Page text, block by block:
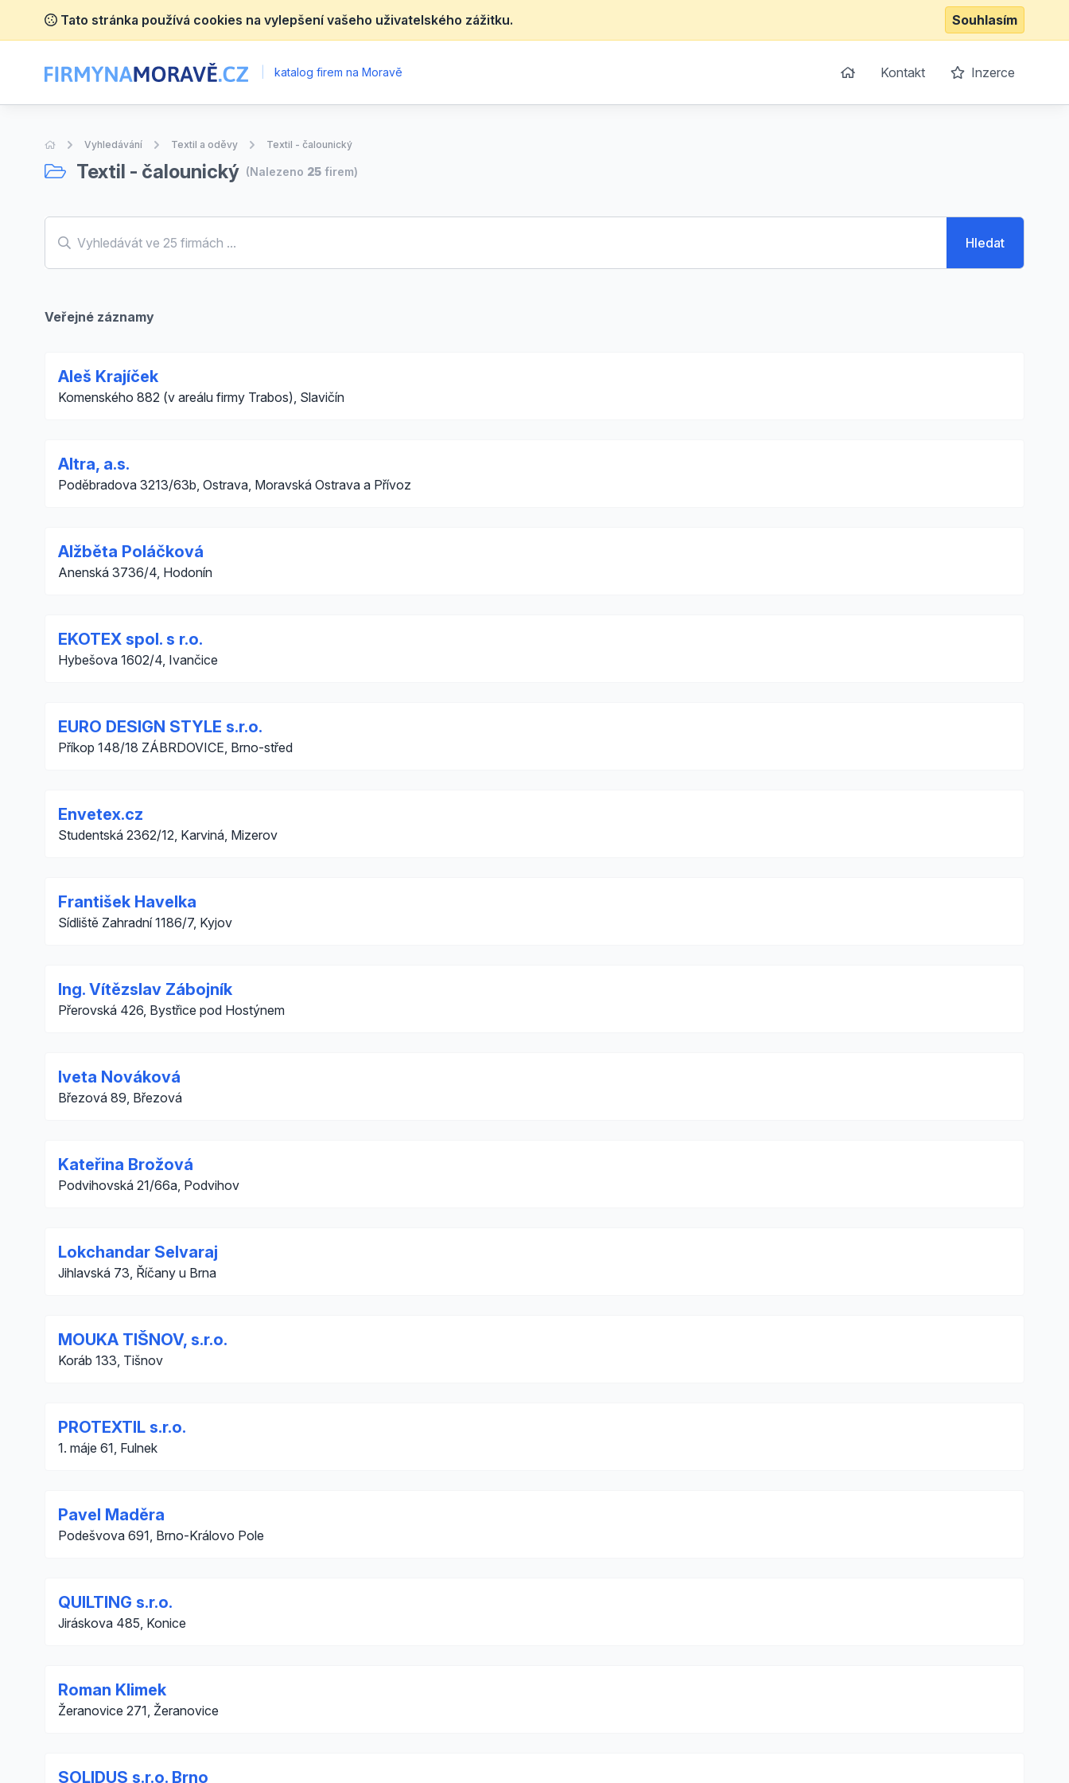
Tato stránka používá cookies na vylepšení vašeho uživatelského zážitku. Souhlasím
katalog firem na Moravě Kontakt Inzerce
Úvodní stránka
Vyhledávání Textil a oděvy Textil - čalounický
Textil - čalounický (Nalezeno 25 firem)
Hledat
Veřejné záznamy
Aleš Krajíček
Komenského 882 (v areálu firmy Trabos), Slavičín
Altra, a.s.
Poděbradova 3213/63b, Ostrava, Moravská Ostrava a Přívoz
Alžběta Poláčková
Anenská 3736/4, Hodonín
EKOTEX spol. s r.o.
Hybešova 1602/4, Ivančice
EURO DESIGN STYLE s.r.o.
Příkop 148/18 ZÁBRDOVICE, Brno-střed
Envetex.cz
Studentská 2362/12, Karviná, Mizerov
František Havelka
Sídliště Zahradní 1186/7, Kyjov
Ing. Vítězslav Zábojník
Přerovská 426, Bystřice pod Hostýnem
Iveta Nováková
Březová 89, Březová
Kateřina Brožová
Podvihovská 21/66a, Podvihov
Lokchandar Selvaraj
Jihlavská 73, Říčany u Brna
MOUKA TIŠNOV, s.r.o.
Koráb 133, Tišnov
PROTEXTIL s.r.o.
1. máje 61, Fulnek
Pavel Maděra
Podešvova 691, Brno-Královo Pole
QUILTING s.r.o.
Jiráskova 485, Konice
Roman Klimek
Žeranovice 271, Žeranovice
SOLIDUS s.r.o. Brno